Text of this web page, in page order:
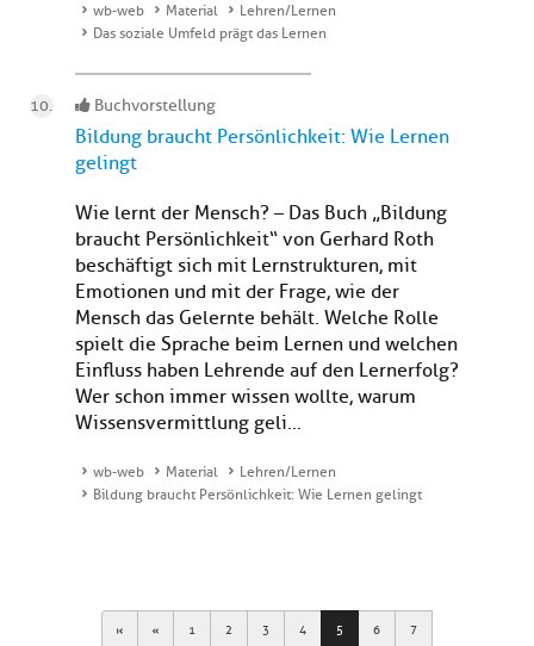
wb-web Material
Lehren/Lernen
Das soziale Umfeld prägt das Lernen
Buchvorstellung
Bildung braucht Persönlichkeit: Wie Lernen
gelingt
Wie lernt der Mensch? – Das Buch „Bildung
braucht Persönlichkeit“ von Gerhard Roth
beschäftigt sich mit Lernstrukturen, mit
Emotionen und mit der Frage, wie der
Mensch das Gelernte behält. Welche Rolle
spielt die Sprache beim Lernen und welchen
Einfluss haben Lehrende auf den Lernerfolg?
Wer schon immer wissen wollte, warum
Wissensvermittlung geli...
wb-web Material
Lehren/Lernen
Bildung braucht Persönlichkeit: Wie Lernen gelingt
First Previous
1 2 3 4 5 6 7